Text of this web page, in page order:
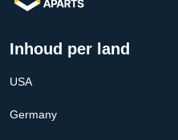
Inhoud per land
USA
Germany